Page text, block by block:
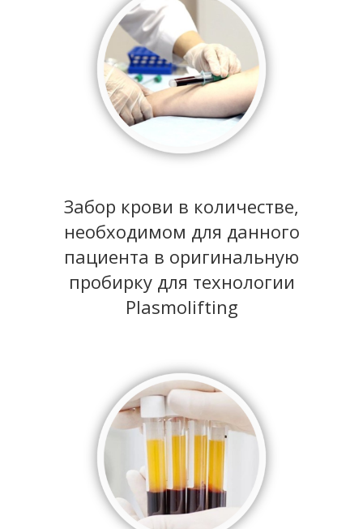
Забор крови в количестве,
необходимом для данного
пациента в оригинальную
пробирку для технологии
Plasmolifting